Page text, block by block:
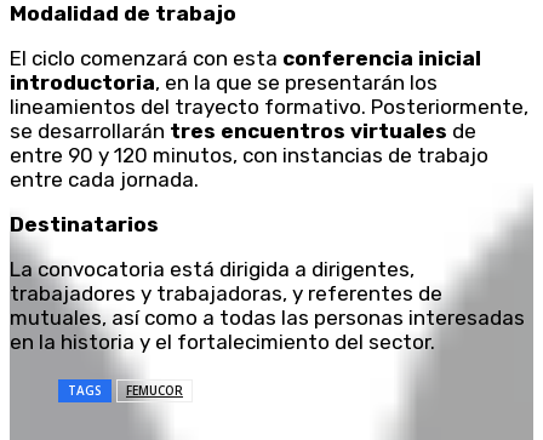
Modalidad de trabajo
El ciclo comenzará con esta conferencia inicial
introductoria, en la que se presentarán los
lineamientos del trayecto formativo. Posteriormente,
se desarrollarán tres encuentros virtuales de
entre 90 y 120 minutos, con instancias de trabajo
entre cada jornada.
Destinatarios
La convocatoria está dirigida a dirigentes,
trabajadores y trabajadoras, y referentes de
mutuales, así como a todas las personas interesadas
en la historia y el fortalecimiento del sector.
TAGS FEMUCOR